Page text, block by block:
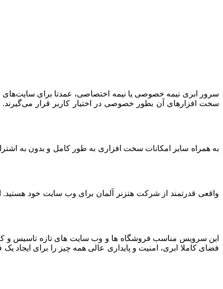
سرور ابری نیمه خصوصی یا نیمه اختصاصی، عمدتا برای سایت‌های
سخت افزارهای آن بطور خصوصی در اختیار کاربر قرار